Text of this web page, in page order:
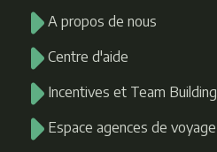
A propos de nous
Centre d'aide
Incentives et Team Building
Espace agences de voyage